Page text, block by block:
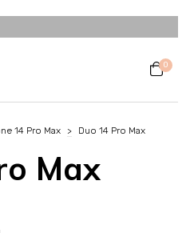
0
14 Pro Max > Duo 14 Pro Max
Max